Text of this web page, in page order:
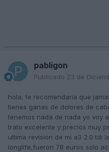
pabligon
Publicado 23 de
hola, te recomendaria que
tienes ganas de dolores de
tenemos nada de nada yo voy
trato excelente y precios muy
ultima revision de mi a3 2.0 tdi
longlife,fueron 78 euros solo